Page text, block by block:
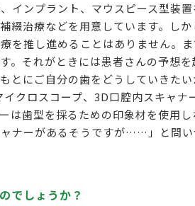
インプラント、マウスピース型装
綴治療などを用意しています。し
を推し進めることはありません。
。それがときには患者さんの予想
とにご自分の歯をどうしていきた
クロスコープ、3D口腔内スキャナ
は歯型を採るための印象材を使用
ナーがあるそうですが……」と問
でしょうか？